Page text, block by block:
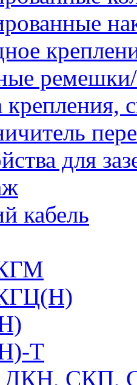
крепления,
для
кабель
Т
ДКН, СКП,